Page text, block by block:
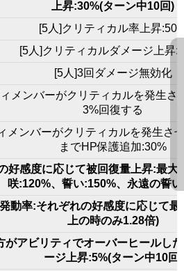
上昇:30%(ターン中10回)
[5人]クリティカル率上昇
[5人]クリティカルダメージ上昇
[5人]3回ダメージ無効化
メンバーがクリティカルを発生さ
3%回復する
メンバーがクリティカルを発生さ
までHP保護追加:30%
好感度に応じて被回復量上昇:最大
咲:120%、誓い:150%、永遠の誓
動率:それぞれの好感度に応じて
上の時のみ1.28倍)
がアビリティでオーバーヒールし
ージ上昇:5%(ターン中10回)